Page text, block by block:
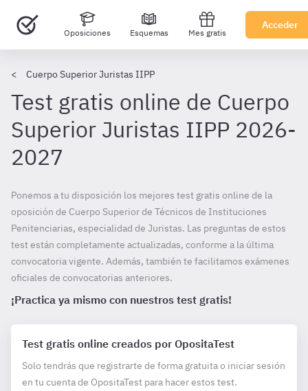
Oposiciones Esquemas Mes gratis
Acceder
Cuerpo Superior Juristas IIPP
Test gratis online de Cuerpo
Superior Juristas IIPP 2026-
2027
Ponemos a tu disposición los mejores test gratis online de la
oposición de Cuerpo Superior de Técnicos de Instituciones
Penitenciarias, especialidad de Juristas. Las preguntas de estos
test están completamente actualizadas, conforme a la última
convocatoria vigente. Además, también te facilitamos exámenes
oficiales de convocatorias anteriores.
¡Practica ya mismo con nuestros test gratis!
Test gratis online creados por OpositaTest
Solo tendrás que registrarte de forma gratuita o iniciar sesión
en tu cuenta de OpositaTest para hacer estos test.